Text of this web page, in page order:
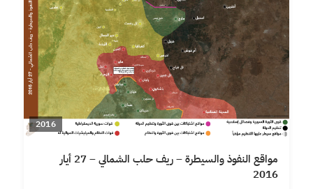
2016
مواقع النفوذ والسيطرة – ريف حلب الشمالي – 27 أيار
2016